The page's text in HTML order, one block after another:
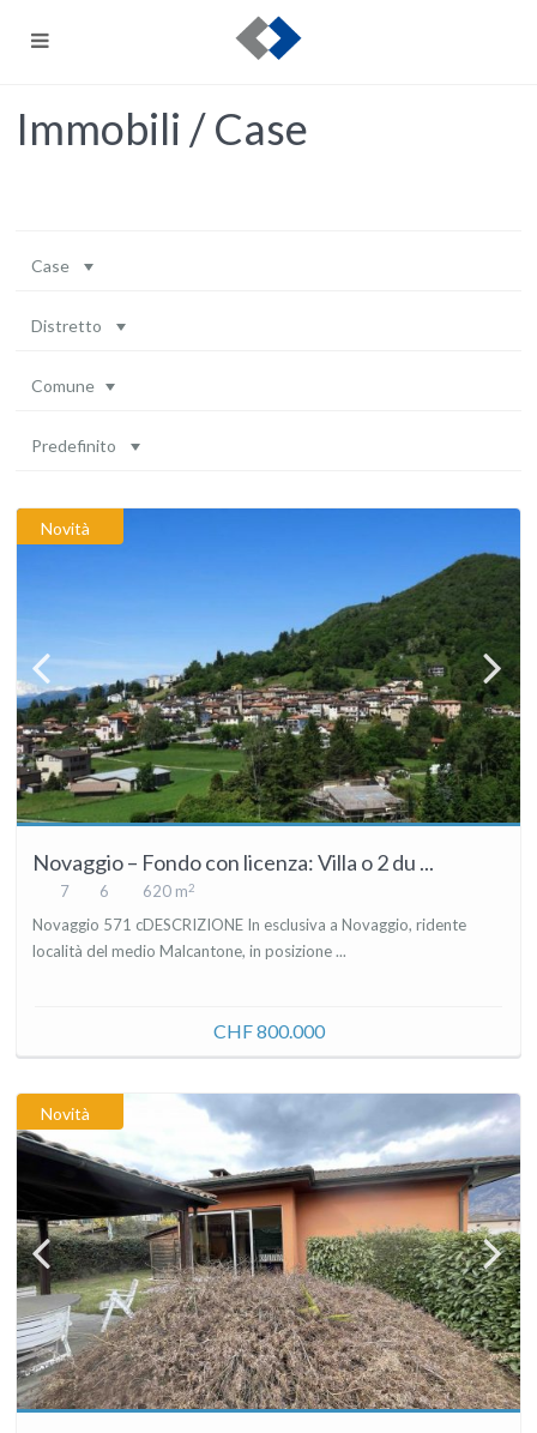
Immobili / Case
Case
Distretto
Comune
Predefinito
Novità
Novaggio – Fondo con licenza: Villa o 2 du ...
7 6 620 m2
Novaggio 571 cDESCRIZIONE In esclusiva a Novaggio, ridente
località del medio Malcantone, in posizione ...
CHF 800.000
Novità